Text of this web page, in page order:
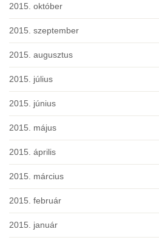
2015. október
2015. szeptember
2015. augusztus
2015. július
2015. június
2015. május
2015. április
2015. március
2015. február
2015. január